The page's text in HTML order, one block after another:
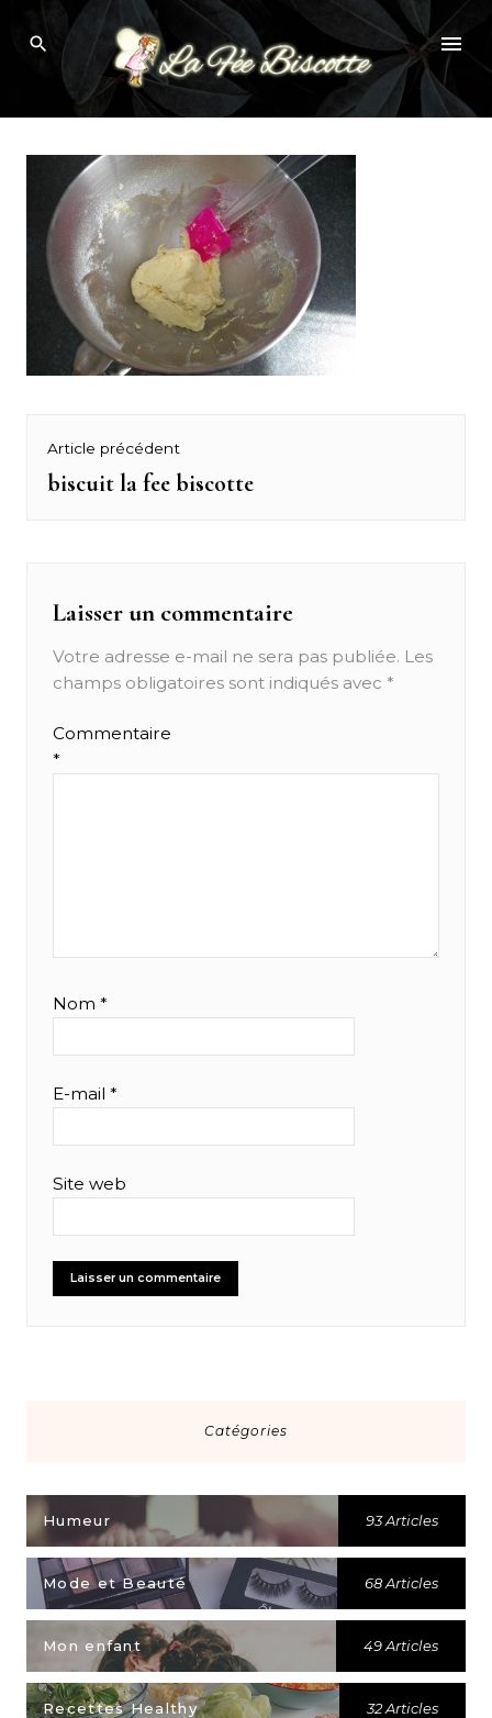
content
biscuit la fee biscotte
Navigation
de
Article précédent
Previous
biscuit la fee biscotte
Laisser un commentaire
Votre adresse e-mail ne sera pas publiée. Les
champs obligatoires sont indiqués avec *
Commentaire
*
Nom *
E-mail *
Site web
Catégories
Humeur 93 Articles
Mode et Beauté 68 Articles
Mon enfant 49 Articles
Recettes Healthy 32 Articles